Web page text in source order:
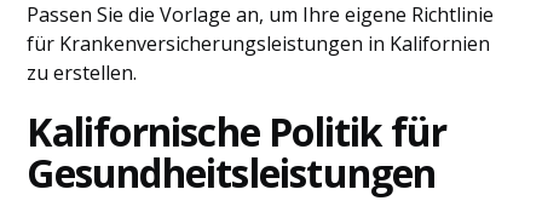
Passen Sie die Vorlage an, um Ihre eigene Richtlinie
für Krankenversicherungsleistungen in Kalifornien
zu erstellen.
Kalifornische Politik für
Gesundheitsleistungen